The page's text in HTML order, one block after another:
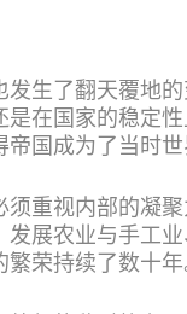
生了翻天覆地
在国家的稳定
国成为了当时世
重视内部的凝
展农业与手工
荣持续了数十年